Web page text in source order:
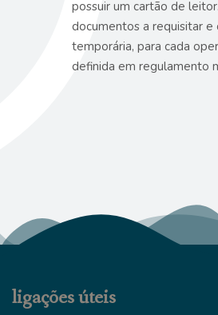
possuir um cartão de
documentos a requisitar
temporária, para cada
definida em regulamento
ligações úteis